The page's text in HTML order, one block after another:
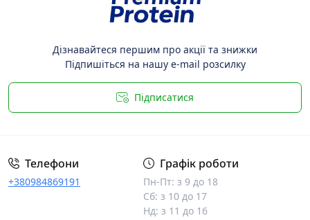
Дізнавайтеся першим про акції та знижки
Підпишіться на нашу e-mail розсилку
Підписатися
Телефони
+380984869191
Графік роботи
Пн-Пт: з 9 до 18
Сб: з 10 до 17
Нд: з 11 до 16